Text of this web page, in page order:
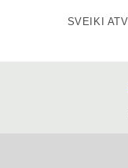
SVEIKI